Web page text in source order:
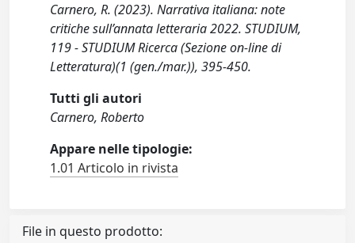
Carnero, R. (2023). Narrativa italiana: note
critiche sull’annata letteraria 2022. STUDIUM,
119 - STUDIUM Ricerca (Sezione on-line di
Letteratura)(1 (gen./mar.)), 395-450.
Tutti gli autori
Carnero, Roberto
Appare nelle tipologie:
1.01 Articolo in rivista
File in questo prodotto: